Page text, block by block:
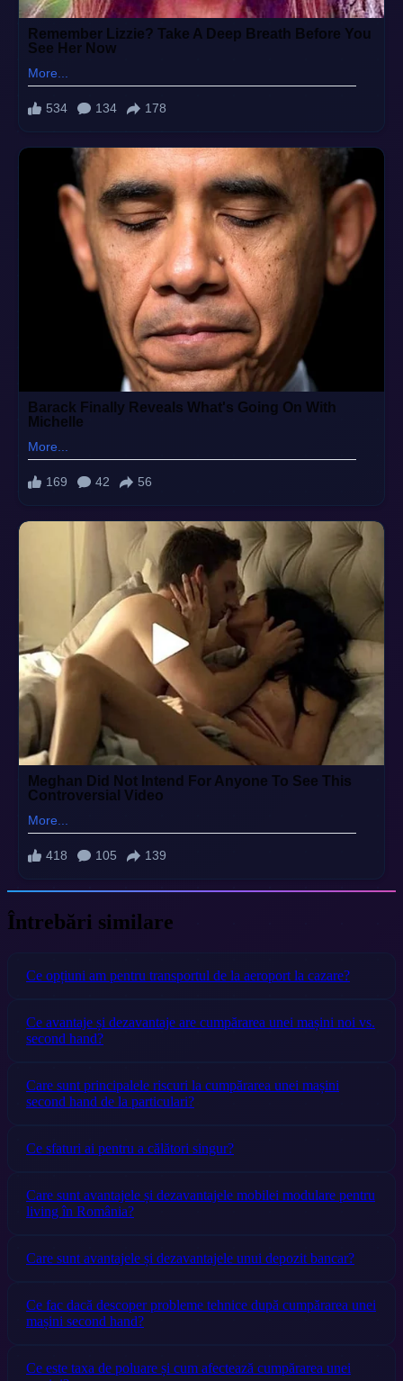
Întrebări similare
Ce opțiuni am pentru transportul de la aeroport la cazare?
Ce avantaje și dezavantaje are cumpărarea unei mașini noi vs.
second hand?
Care sunt principalele riscuri la cumpărarea unei mașini
second hand de la particulari?
Ce sfaturi ai pentru a călători singur?
Care sunt avantajele și dezavantajele mobilei modulare pentru
living în România?
Care sunt avantajele și dezavantajele unui depozit bancar?
Ce fac dacă descoper probleme tehnice după cumpărarea unei
mașini second hand?
Ce este taxa de poluare și cum afectează cumpărarea unei